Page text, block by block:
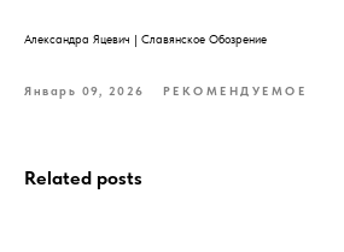
Александра Яцевич | Славянское Обозрение
Январь 09, 2026 РЕКОМЕНДУЕМОЕ
Related posts